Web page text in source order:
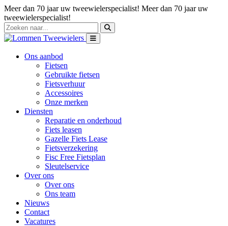
Meer dan 70 jaar uw tweewielerspecialist! Meer dan 70 jaar uw
tweewielerspecialist!
Ons aanbod
Fietsen
Gebruikte fietsen
Fietsverhuur
Accessoires
Onze merken
Diensten
Reparatie en onderhoud
Fiets leasen
Gazelle Fiets Lease
Fietsverzekering
Fisc Free Fietsplan
Sleutelservice
Over ons
Over ons
Ons team
Nieuws
Contact
Vacatures